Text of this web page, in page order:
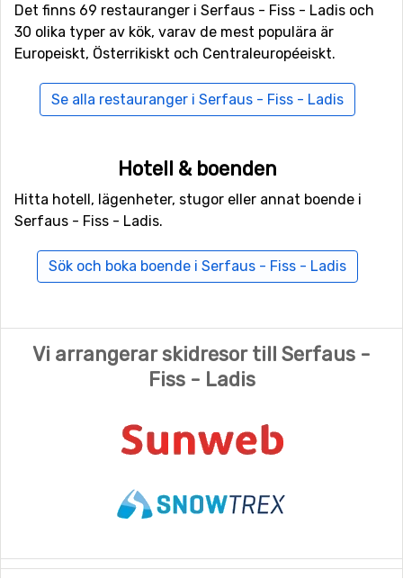
airboards.
I övrigt kan du njuta av ett snötäckt vinterlandskap
Fiss - Ladis erbjuder ett förstaklassigt utbud av afterski
och ställer upp med inte mindre än tre olika
restauranger, med allt från det nationella köket till
väntar något av områdets diskotek på dig och tar dig
med på en ordentlig svängom.
Det finns 69 restauranger i Serfaus - Fiss - Ladis och
30 olika typer av kök, varav de mest populära är
Europeiskt, Österrikiskt och Centraleuropéeiskt.
Se alla restauranger i Serfaus - Fiss - Ladis
Hotell & boenden
Hitta hotell, lägenheter, stugor eller annat boende i
Serfaus - Fiss - Ladis.
Sök och boka boende i Serfaus - Fiss - Ladis
Vi arrangerar skidresor till Serfaus -
Fiss - Ladis